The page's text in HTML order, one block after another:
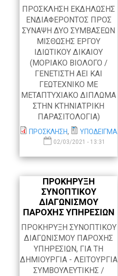
ΠΡΟΣΚΛΗΣΗ ΕΚΔΗΛΩΣΗΣ
ΕΝΔΙΑΦΕΡΟΝΤΟΣ ΠΡΟΣ
ΣΥΝΑΨΗ ΔΥΟ ΣΥΜΒΑΣΕΩΝ
ΜΙΣΘΩΣΗΣ ΕΡΓΟΥ
ΙΔΙΩΤΙΚΟΥ ΔΙΚΑΙΟΥ
(ΜΟΡΙΑΚΟ ΒΙΟΛΟΓΟ /
ΓΕΝΕΤΙΣΤΗ ΑΕΙ ΚΑΙ
ΓΕΩΤΕΧΝΙΚΟ ΜΕ
ΜΕΤΑΠΤΥΧΙΑΚΟ ΔΙΠΛΩΜΑ
ΣΤΗΝ ΚΤΗΝΙΑΤΡΙΚΗ
ΠΑΡΑΣΙΤΟΛΟΓΙΑ)
ΠΡΟΣΚΛΗΣΗ, ΥΠΟΔΕΙΓΜΑ
02/03/2021 - 13:31
ΠΡΟΚΗΡΥΞΗ
ΣΥΝΟΠΤΙΚΟΥ
ΔΙΑΓΩΝΙΣΜΟΥ
ΠΑΡΟΧΗΣ ΥΠΗΡΕΣΙΩΝ
ΠΡΟΚΗΡΥΞΗ ΣΥΝΟΠΤΙΚΟΥ
ΔΙΑΓΩΝΙΣΜΟΥ ΠΑΡΟΧΗΣ
ΥΠΗΡΕΣΙΩΝ, ΓΙΑ ΤΗ
ΔΗΜΙΟΥΡΓΙΑ - ΛΕΙΤΟΥΡΓΙΑ
ΣΥΜΒΟΥΛΕΥΤΙΚΗΣ /